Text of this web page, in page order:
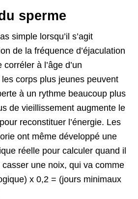
sperme
simple lorsqu’il s’agit
de la fréquence d’éjaculation
à l’âge d’un
corps plus jeunes peuvent
à un rythme beaucoup plus
de vieillissement augmente le
reconstituer l’énergie. Les
ont même développé une
réelle pour calculer quand il
une noix, qui va comme
x 0,2 = (jours minimaux